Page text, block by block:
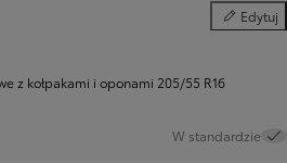
Edytuj
Koła
z kołpakami i oponami 205/55 R16
W standardzie